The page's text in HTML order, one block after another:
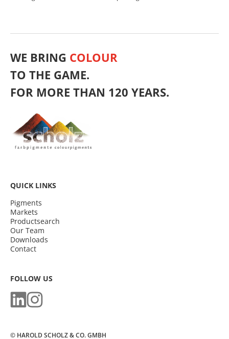
WE BRING COLOUR
TO THE GAME.
FOR MORE THAN 120 YEARS.
QUICK LINKS
Pigments
Markets
Productsearch
Our Team
Downloads
Contact
FOLLOW US
© HAROLD SCHOLZ & CO. GMBH